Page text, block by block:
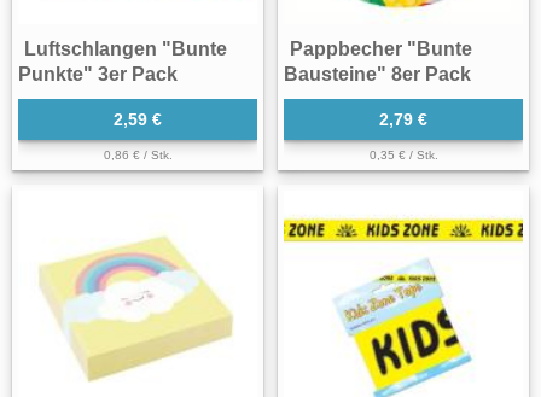
Luftschlangen "Bunte
Punkte" 3er Pack
2,59 €
0,86 € / Stk.
Pappbecher "Bunte
Bausteine" 8er Pack
2,79 €
0,35 € / Stk.